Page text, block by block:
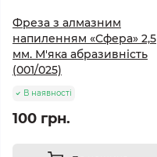
Фреза з алмазним
напиленням «Сфера» 2,5
мм. М'яка абразивність
(001/025)
В наявності
100 грн.